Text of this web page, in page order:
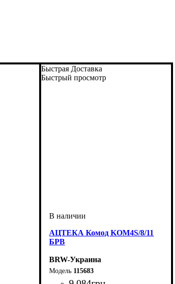
Быстрая Доставка
Быстрый просмотр
АЦТЕКА Комод KOM4S/8/11
БРВ
BRW-Украина
115683